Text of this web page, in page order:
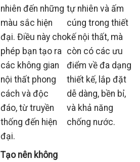
nhiên đến những
màu sắc hiện
đại. Điều này cho
phép bạn tạo ra
các không gian
nội thất phong
cách và độc
đáo, từ truyền
thống đến hiện
đại.
Tạo nên không
tự nhiên và ấm
cúng trong thiết
kế nội thất, mà
còn có các ưu
điểm về đa dạng
thiết kế, lắp đặt
dễ dàng, bền bỉ,
và khả năng
chống nước.